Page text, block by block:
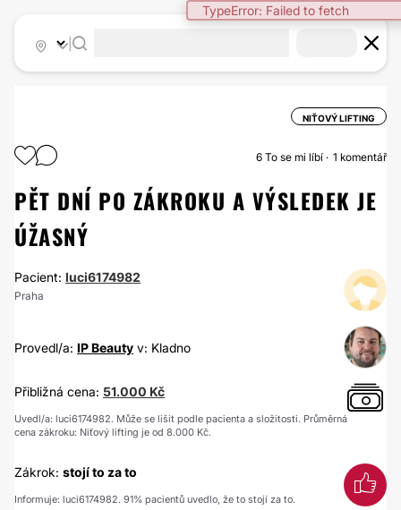
TypeError: Failed to fetch
NIŤOVÝ LIFTING
6 To se mi líbí 1 komentář
PĚT DNÍ PO ZÁKROKU A VÝSLEDEK JE
ÚŽASNÝ
Pacient: luci6174982
Praha
Provedl/a: IP Beauty v: Kladno
Přibližná cena: 51.000 Kč
Uvedl/a: luci6174982. Může se lišit podle pacienta a složitosti. Průměrná
cena zákroku: Niťový lifting je od 8.000 Kč.
Zákrok: stojí to za to
Informuje: luci6174982. 91% pacientů uvedlo, že to stojí za to.